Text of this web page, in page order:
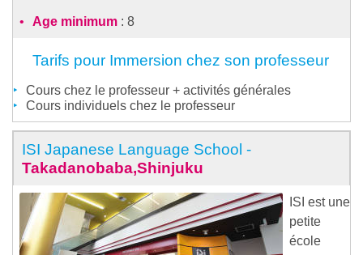
Age minimum : 8
Tarifs pour Immersion chez son professeur
Cours chez le professeur + activités générales
Cours individuels chez le professeur
ISI Japanese Language School -
Takadanobaba,Shinjuku
ISI est une
petite
école